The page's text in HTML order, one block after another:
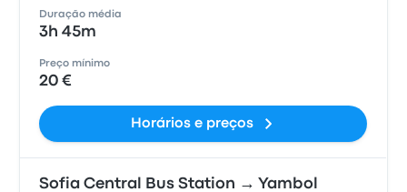
Duração média
3h 45m
Preço mínimo
20 €
Horários e preços
Sofia Central Bus Station → Yambol